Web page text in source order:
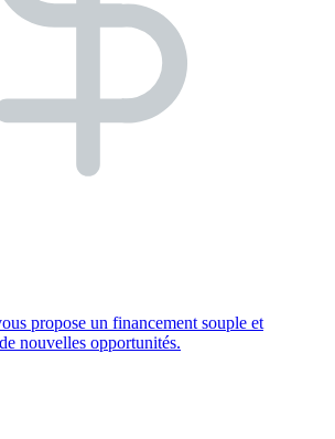
propose un financement souple et
nouvelles opportunités.